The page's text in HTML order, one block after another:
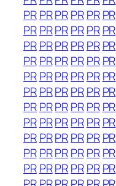
PRPRPRPRPR PR
PRPRPRPRPR PR
PRPRPRPRPR PR
PRPRPRPRPR PR
PRPRPRPRPR PR
PRPRPRPRPR PR
PRPRPRPRPR PR
PRPRPRPRPR PR
PRPRPRPRPR PR
PRPRPRPRPR PR
PRPRPRPRPR PR